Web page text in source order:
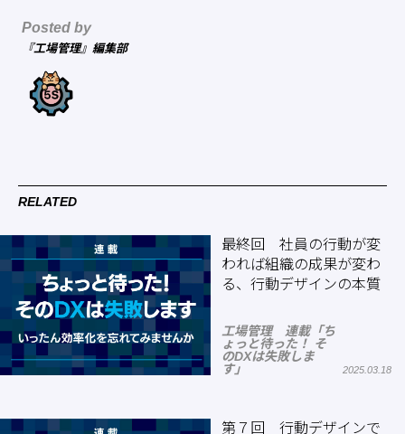
Posted by
『工場管理』編集部
RELATED
最終回 社員の行動が変
われば組織の成果が変わ
る、行動デザインの本質
工場管理 連載「ち
ょっと待った！ そ
のDXは失敗しま
す」
2025.03.18
第７回 行動デザインで